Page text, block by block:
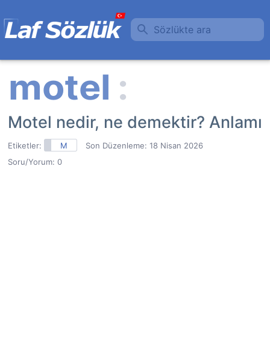
Sözlükte ara
Motel nedir, ne demektir? Anlamı
Etiketler: M Son Düzenleme: 18 Nisan 2026
Soru/Yorum: 0